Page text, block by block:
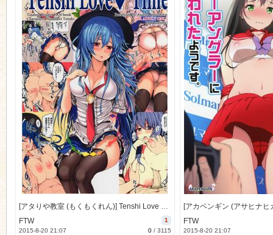
[アタりや教室 (もくもくれん)] Tenshi Love Love Time (東方Project) [23M]
1
FTW
0/ 3115
2015-8-20 21:07
FTW
2015-8-20 21:07